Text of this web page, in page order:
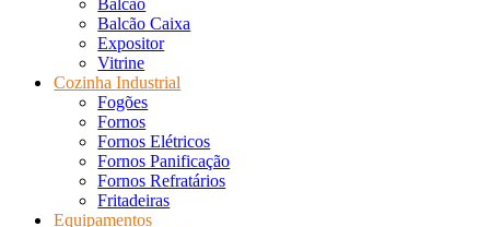
Balcão
Balcão Caixa
Expositor
Vitrine
Cozinha Industrial
Fogões
Fornos
Fornos Elétricos
Fornos Panificação
Fornos Refratários
Fritadeiras
Equipamentos